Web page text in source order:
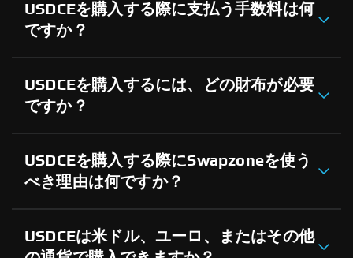
USDCEを購入する際に支払う手数料は何
ですか？
USDCEを購入するには、どの財布が必要
ですか？
USDCEを購入する際にSwapzoneを使う
べき理由は何ですか？
USDCEは米ドル、ユーロ、またはその他